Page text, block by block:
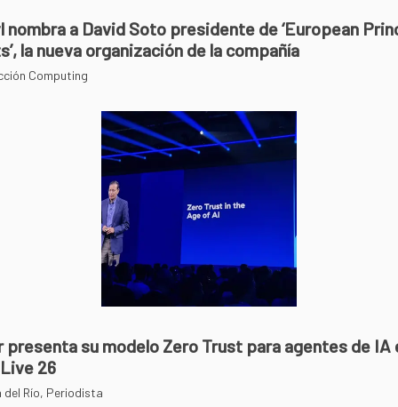
nombra a David Soto presidente de ‘European
la nueva organización de la compañía
Computing
presenta su modelo Zero Trust para agentes de IA
26
del Río, Periodista